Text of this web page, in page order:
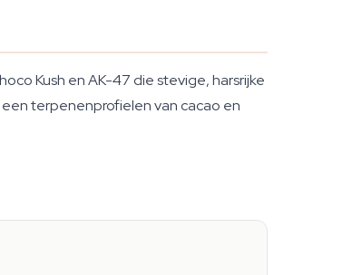
Kush en AK-47 die stevige, harsrijke
terpenenprofielen van cacao en